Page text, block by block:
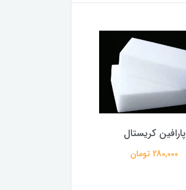
پارافین کریستال
280,000 تومان